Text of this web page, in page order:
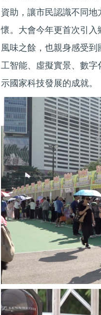
資助，讓市民認識不同
懷。大會今年更首次引
風味之餘，也親身感受
工智能、虛擬實景、數
示國家科技發展的成就。